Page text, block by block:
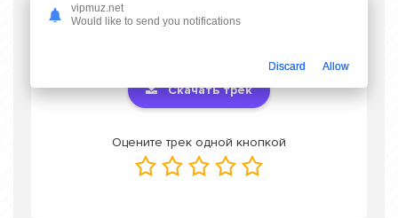
Скачать песню Коста Лакоста - На ночь
mp3 или слушать онлайн бесплатно
Скачать трек
Оцените трек одной кнопкой
vipmuz.net
Would like to send you notifications
Discard Allow